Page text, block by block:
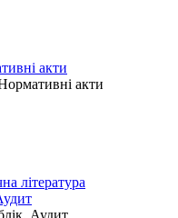
акти
акти
література
Аудит